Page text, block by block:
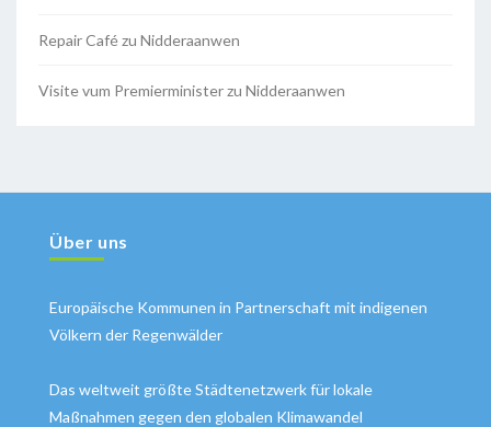
Repair Café zu Nidderaanwen
Visite vum Premierminister zu Nidderaanwen
Über uns
Europäische Kommunen in Partnerschaft mit indigenen
Völkern der Regenwälder
Das weltweit größte Städtenetzwerk für lokale
Maßnahmen gegen den globalen Klimawandel